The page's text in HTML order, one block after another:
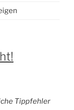
Tippfehler